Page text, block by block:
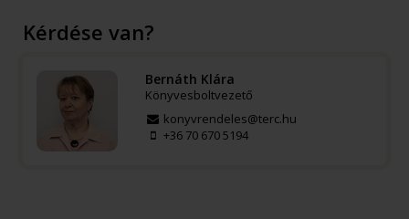
Kérdése van?
Bernáth Klára
Könyvesboltvezető
konyvrendeles@terc.hu
+36 70 670 5194